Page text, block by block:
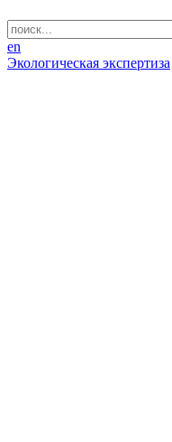
en
Экологическая экспертиза